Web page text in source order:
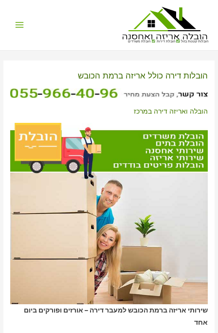
הובלות קטנות בזול הובלת דירות הובלת משרדים
הובלות דירה כולל אריזה ברמת הכובש
הובלה ואריזה דירה במרכז
שירותי אריזה ברמת הכובש למעבר דירה – אורזים ופורקים ביום
אחד